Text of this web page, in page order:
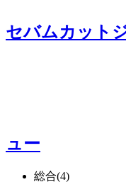
セバムカット
ュー
総合(4)